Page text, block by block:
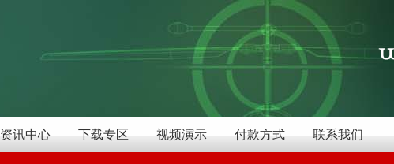
资讯中心 下载专区 视频演示 付款方式 联系我们